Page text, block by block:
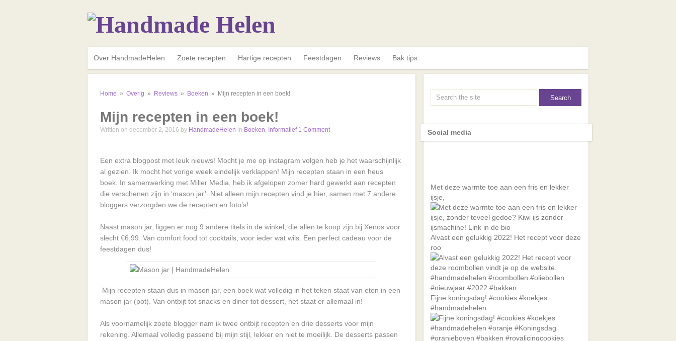
Over HandmadeHelen Zoete recepten Hartige recepten Feestdagen Reviews Bak tips
Home » Overig » Reviews » Boeken » Mijn recepten in een boek!
Mijn recepten in een boek!
Written on december 2, 2016 by HandmadeHelen in Boeken, Informatief 1 Comment
Een extra blogpost met leuk nieuws! Mocht je me op instagram volgen heb je het waarschijnlijk
al gezien. Ik mocht het vorige week eindelijk verklappen! Mijn recepten staan in een heus
boek. In samenwerking met Miller Media, heb ik afgelopen zomer hard gewerkt aan recepten
die verschenen zijn in ‘mason jar’. Niet alleen mijn recepten vind je hier, samen met 7 andere
bloggers verzorgden we de recepten en foto’s!
Naast mason jar, liggen er nog 9 andere titels in de winkel, die allen te koop zijn bij Xenos voor
slecht €6,99. Van comfort food tot cocktails, voor ieder wat wils. Een perfect cadeau voor de
feestdagen dus!
Mijn recepten staan dus in mason jar, een boek wat volledig in het teken staat van eten in een
mason jar (pot). Van ontbijt tot snacks en diner tot dessert, het staat er allemaal in!
Als voornamelijk zoete blogger nam ik twee ontbijt recepten en drie desserts voor mijn
rekening. Allemaal volledig passend bij mijn stijl, lekker en niet te moeilijk. De desserts passen
Social media
Met deze warmte toe aan een fris en lekker
ijsje,
Alvast een gelukkig 2022! Het recept voor deze
roo
Fijne koningsdag! #cookies #koekjes
#handmadehelen